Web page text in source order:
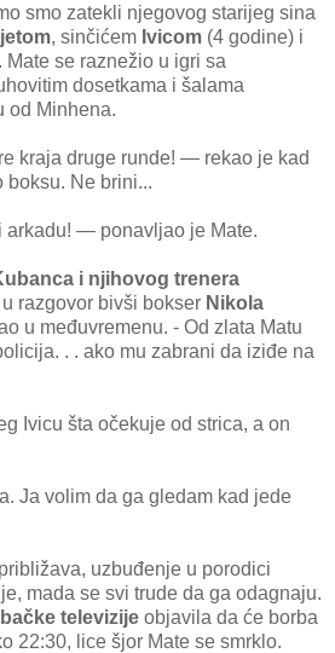
smo zatekli njegovog starijeg sina
, sinčićem Ivicom (4 godine) i
Mate se raznežio u igri sa
dosetkama i šalama
od Minhena.
kraja druge runde! — rekao je kad
boksu. Ne brini...
— ponavljao je Mate.
i njihovog trenera
razgovor bivši bokser Nikola
u međuvremenu. - Od zlata Matu
. . ako mu zabrani da iziđe na
Ivicu šta očekuje od strica, a on
Ja volim da ga gledam kad jede
uzbuđenje u porodici
mada se svi trude da ga odagnaju.
televizije objavila da će borba
22:30, lice šjor Mate se smrklo.